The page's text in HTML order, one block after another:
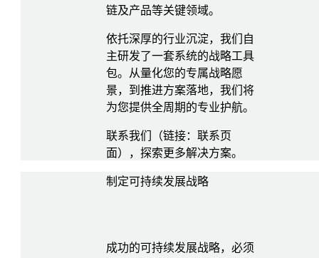
链及产品等关键领域。
依托深厚的行业沉淀，我们自
主研发了一套系统的战略工具
包。从量化您的专属战略愿
景，到推进方案落地，我们将
为您提供全周期的专业护航。
联系我们（链接：联系页
面），探索更多解决方案。
制定可持续发展战略
成功的可持续发展战略，必须